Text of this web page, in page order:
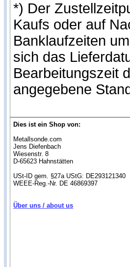
*) Der
Kaufs oder auf
Banklaufzeiten
sich das
Bearbeitungszeit
angegebene
Dies ist ein Shop von:
Metallsonde.com
Jens Diefenbach
Wiesenstr. 8
D-65623 Hahnstätten
USt-ID gem. §27a UStG: DE293121340
WEEE-Reg.-Nr. DE 46869397
Über uns / about us